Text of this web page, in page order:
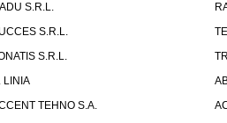
S.R.L.
S.R.L.
S.R.L.
LINIA
TEHNO S.A.